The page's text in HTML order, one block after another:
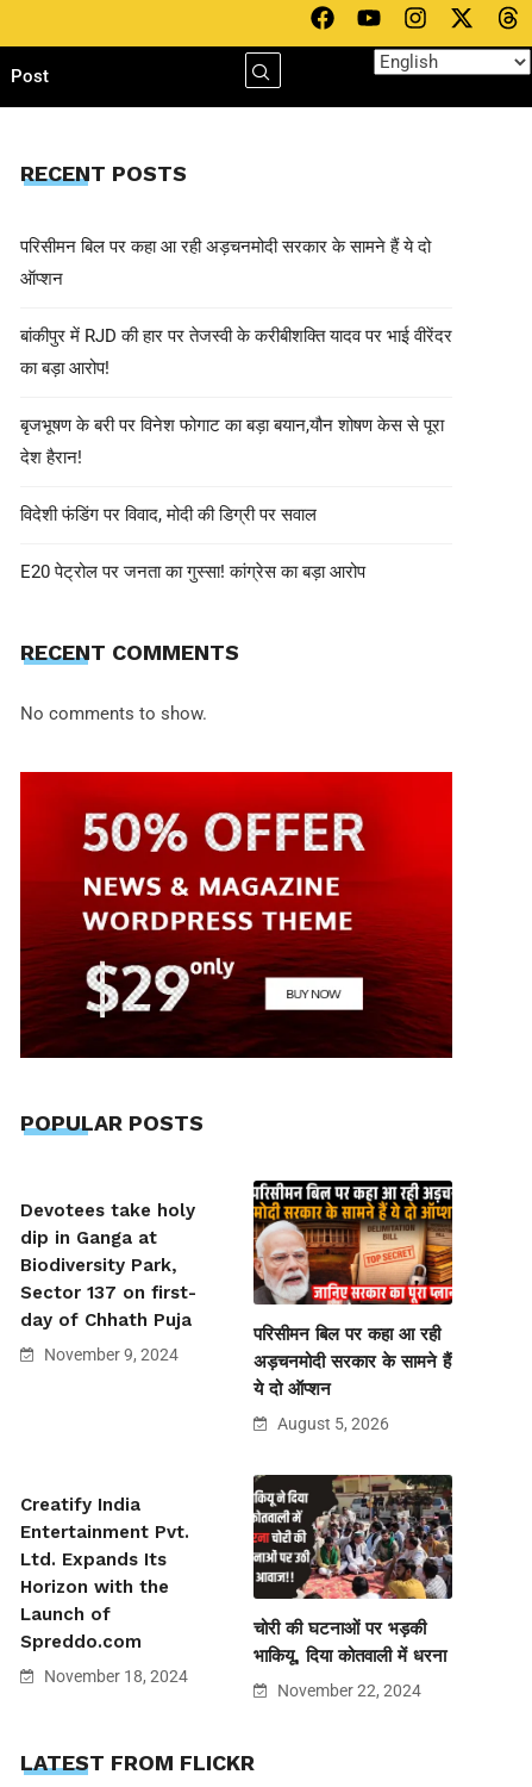
Post
RECENT POSTS
परिसीमन बिल पर कहा आ रही अड़चनमोदी सरकार के सामने हैं ये दो
ऑप्शन
बांकीपुर में RJD की हार पर तेजस्वी के करीबीशक्ति यादव पर भाई वीरेंदर
का बड़ा आरोप!
बृजभूषण के बरी पर विनेश फोगाट का बड़ा बयान,यौन शोषण केस से पूरा
देश हैरान!
विदेशी फंडिंग पर विवाद, मोदी की डिग्री पर सवाल
E20 पेट्रोल पर जनता का गुस्सा! कांग्रेस का बड़ा आरोप
RECENT COMMENTS
No comments to show.
POPULAR POSTS
Devotees take holy
dip in Ganga at
Biodiversity Park,
Sector 137 on first-
day of Chhath Puja
November 9, 2024
परिसीमन बिल पर कहा आ रही
अड़चनमोदी सरकार के सामने हैं
ये दो ऑप्शन
August 5, 2026
Creatify India
Entertainment Pvt.
Ltd. Expands Its
Horizon with the
Launch of
Spreddo.com
November 18, 2024
चोरी की घटनाओं पर भड़की
भाकियू, दिया कोतवाली में धरना
November 22, 2024
LATEST FROM FLICKR